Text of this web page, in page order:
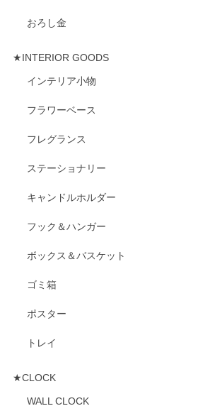
おろし金
★INTERIOR GOODS
インテリア小物
フラワーベース
フレグランス
ステーショナリー
キャンドルホルダー
フック＆ハンガー
ボックス＆バスケット
ゴミ箱
ポスター
トレイ
★CLOCK
WALL CLOCK